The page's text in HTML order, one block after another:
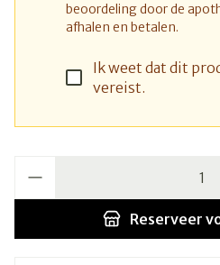
beoordeling door de
afhalen en betalen.
Ik weet dat dit
vereist.
Reserveer